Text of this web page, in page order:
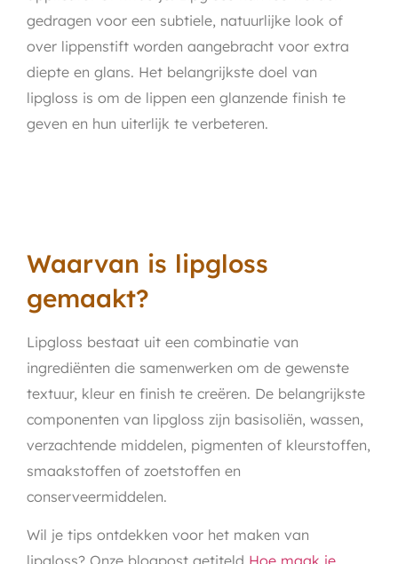
gedragen voor een subtiele, natuurlijke look of
over lippenstift worden aangebracht voor extra
diepte en glans. Het belangrijkste doel van
lipgloss is om de lippen een glanzende finish te
geven en hun uiterlijk te verbeteren.
Waarvan is lipgloss
gemaakt?
Lipgloss bestaat uit een combinatie van
ingrediënten die samenwerken om de gewenste
textuur, kleur en finish te creëren. De belangrijkste
componenten van lipgloss zijn basisoliën, wassen,
verzachtende middelen, pigmenten of kleurstoffen,
smaakstoffen of zoetstoffen en
conserveermiddelen.
Wil je tips ontdekken voor het maken van